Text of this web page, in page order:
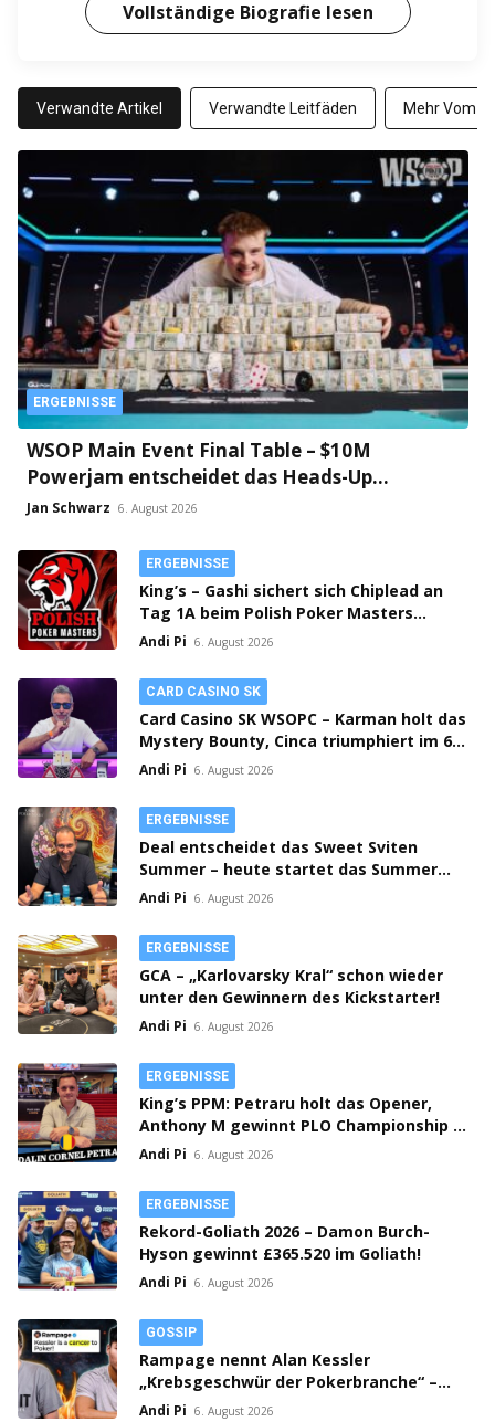
Vollständige Biografie lesen
Verwandte Artikel Verwandte Leitfäden Mehr Vom
ERGEBNISSE
WSOP Main Event Final Table – $10M
Powerjam entscheidet das Heads-Up
zwischen Jumalon und Saaskilahti!
Jan Schwarz 6. August 2026
ERGEBNISSE
King’s – Gashi sichert sich Chiplead an
Tag 1A beim Polish Poker Masters
Mystery Bounty!
Andi Pi 6. August 2026
CARD CASINO SK
Card Casino SK WSOPC – Karman holt das
Mystery Bounty, Cinca triumphiert im 6-
Max!
Andi Pi 6. August 2026
ERGEBNISSE
Deal entscheidet das Sweet Sviten
Summer – heute startet das Summer
Open Bounty!
Andi Pi 6. August 2026
ERGEBNISSE
GCA – „Karlovarsky Kral“ schon wieder
unter den Gewinnern des Kickstarter!
Andi Pi 6. August 2026
ERGEBNISSE
King’s PPM: Petraru holt das Opener,
Anthony M gewinnt PLO Championship –
Prag spielt Flight 1C Million Crown!
Andi Pi 6. August 2026
ERGEBNISSE
Rekord-Goliath 2026 – Damon Burch-
Hyson gewinnt £365.520 im Goliath!
Andi Pi 6. August 2026
GOSSIP
Rampage nennt Alan Kessler
„Krebsgeschwür der Pokerbranche“ –
Streit auf X eskaliert!
Andi Pi 6. August 2026